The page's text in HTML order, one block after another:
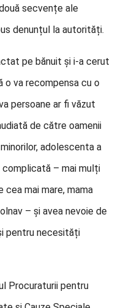
secvențe ale
denunțul la autorități.
pe bănuit și i-a cerut
o va recompensa cu o
persoane ar fi văzut
de către oamenii
adolescenta a
– mai mulți
mai mare, mama
– și avea nevoie de
pentru necesități
Procuraturii pentru